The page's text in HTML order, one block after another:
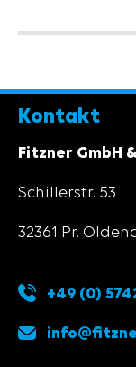
Kontakt
Fitzner GmbH
Schillerstr. 53
32361 Pr.
+49 (0)